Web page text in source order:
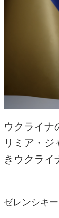
ウクライナ
リミア・
きウクライ
ゼレンシキ